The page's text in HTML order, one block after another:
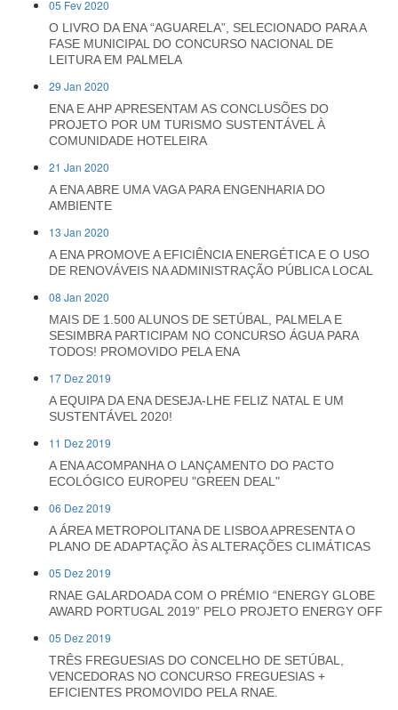
05 Fev 2020
O LIVRO DA ENA “AGUARELA”, SELECIONADO PARA A
FASE MUNICIPAL DO CONCURSO NACIONAL DE
LEITURA EM PALMELA
29 Jan 2020
ENA E AHP APRESENTAM AS CONCLUSÕES DO
PROJETO POR UM TURISMO SUSTENTÁVEL À
COMUNIDADE HOTELEIRA
21 Jan 2020
A ENA ABRE UMA VAGA PARA ENGENHARIA DO
AMBIENTE
13 Jan 2020
A ENA PROMOVE A EFICIÊNCIA ENERGÉTICA E O USO
DE RENOVÁVEIS NA ADMINISTRAÇÃO PÚBLICA LOCAL
08 Jan 2020
MAIS DE 1.500 ALUNOS DE SETÚBAL, PALMELA E
SESIMBRA PARTICIPAM NO CONCURSO ÁGUA PARA
TODOS! PROMOVIDO PELA ENA
17 Dez 2019
A EQUIPA DA ENA DESEJA-LHE FELIZ NATAL E UM
SUSTENTÁVEL 2020!
11 Dez 2019
A ENA ACOMPANHA O LANÇAMENTO DO PACTO
ECOLÓGICO EUROPEU "GREEN DEAL"
06 Dez 2019
A ÁREA METROPOLITANA DE LISBOA APRESENTA O
PLANO DE ADAPTAÇÃO ÀS ALTERAÇÕES CLIMÁTICAS
05 Dez 2019
RNAE GALARDOADA COM O PRÉMIO “ENERGY GLOBE
AWARD PORTUGAL 2019” PELO PROJETO ENERGY OFF
05 Dez 2019
TRÊS FREGUESIAS DO CONCELHO DE SETÚBAL,
VENCEDORAS NO CONCURSO FREGUESIAS +
EFICIENTES PROMOVIDO PELA RNAE.